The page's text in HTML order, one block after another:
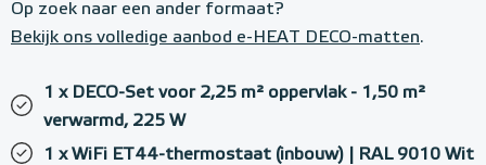
Op zoek naar een ander formaat?
Bekijk ons volledige aanbod e-HEAT DECO-matten.
1 x DECO-Set voor 2,25 m² oppervlak - 1,50 m²
verwarmd, 225 W
1 x WiFi ET44-thermostaat (inbouw) | RAL 9010 Wit